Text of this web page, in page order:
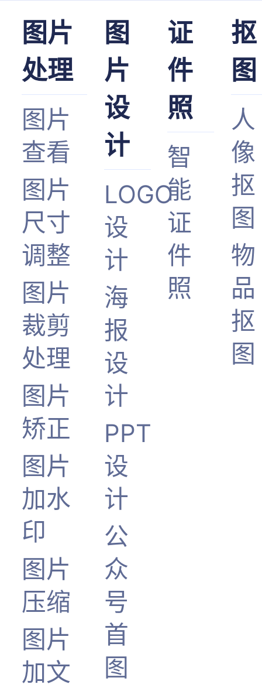
图片
处理
图片
查看
图片
尺寸
调整
图片
裁剪
处理
图片
矫正
图片
加水
印
图片
压缩
图片
加文
图
片
设
计
LOGO
设
计
海
报
设
计
PPT
设
计
公
众
号
首
图
证
件
照
智
能
证
件
照
抠
图
人
像
抠
图
物
品
抠
图